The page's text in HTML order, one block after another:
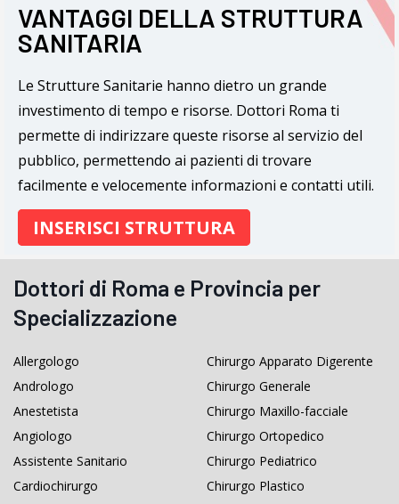
VANTAGGI DELLA STRUTTURA
SANITARIA
Le Strutture Sanitarie hanno dietro un grande
investimento di tempo e risorse. Dottori Roma ti
permette di indirizzare queste risorse al servizio del
pubblico, permettendo ai pazienti di trovare
facilmente e velocemente informazioni e contatti utili.
INSERISCI STRUTTURA
Dottori di Roma e Provincia per
Specializzazione
Allergologo
Andrologo
Anestetista
Angiologo
Assistente Sanitario
Cardiochirurgo
Chirurgo Apparato Digerente
Chirurgo Generale
Chirurgo Maxillo-facciale
Chirurgo Ortopedico
Chirurgo Pediatrico
Chirurgo Plastico